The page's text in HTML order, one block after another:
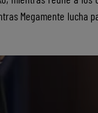
Megamente lucha